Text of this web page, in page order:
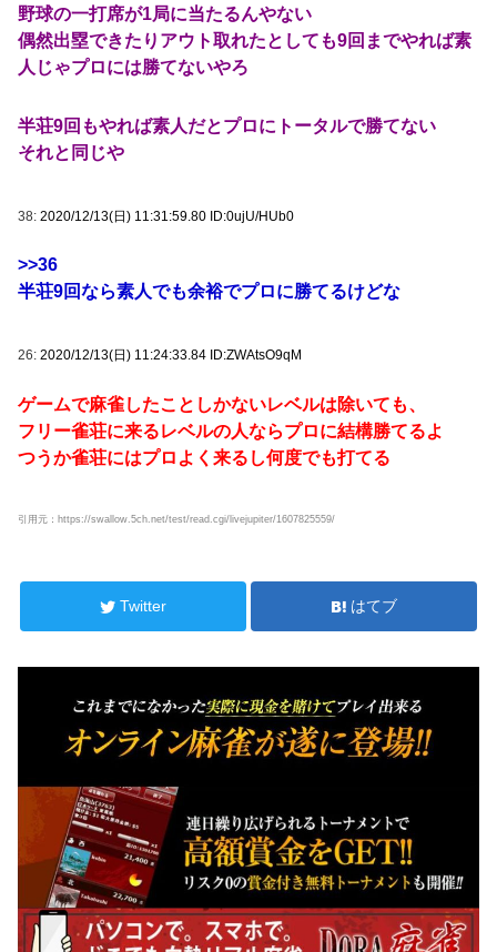
野球の一打席が1局に当たるんやない
偶然出塁できたりアウト取れたとしても9回までやれば素
人じゃプロには勝てないやろ
半荘9回もやれば素人だとプロにトータルで勝てない
それと同じや
38: 2020/12/13(日) 11:31:59.80 ID:0ujU/HUb0
>>36
半荘9回なら素人でも余裕でプロに勝てるけどな
26: 2020/12/13(日) 11:24:33.84 ID:ZWAtsO9qM
ゲームで麻雀したことしかないレベルは除いても、
フリー雀荘に来るレベルの人ならプロに結構勝てるよ
つうか雀荘にはプロよく来るし何度でも打てる
引用元：https://swallow.5ch.net/test/read.cgi/livejupiter/1607825559/
Twitter はてブ